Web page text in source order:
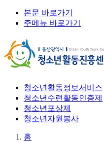
본문 바로가기
주메뉴 바로가기
청소년활동정보서비스
청소년수련활동인증제
청소년포상제
청소년자원봉사
홈